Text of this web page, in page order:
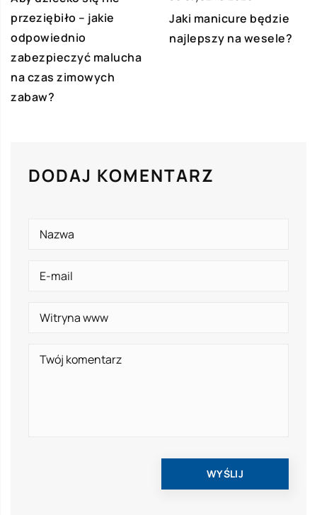
przeziębiło – jakie
odpowiednio
zabezpieczyć malucha
na czas zimowych
zabaw?
Jaki manicure będzie
najlepszy na wesele?
DODAJ KOMENTARZ